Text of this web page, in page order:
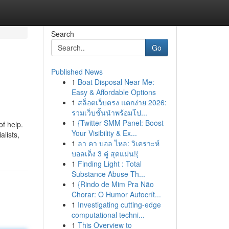
help.
Search
Go
Published News
1 Boat Disposal Near Me:
Easy & Affordable Options
1 สล็อตเว็บตรง แตกง่าย 2026:
รวมเว็บชั้นนำพร้อมโป...
1 {Twitter SMM Panel: Boost
Your Visibility & Ex...
1 ลา คา บอล ไหล: วิเคราะห์
บอลเต็ง 3 คู่ สุดแม่น!{
1 Finding Light : Total
Substance Abuse Th...
1 {Rindo de Mim Pra Não
Chorar: O Humor Autocrít...
1 Investigating cutting-edge
computational techni...
1 This Overview to